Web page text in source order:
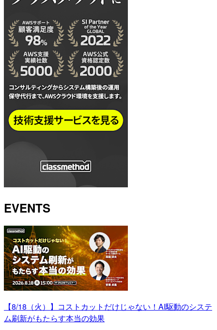
EVENTS
【8/18（火）】コストカットだけじゃない！AI駆動のシステ
ム刷新がもたらす本当の効果